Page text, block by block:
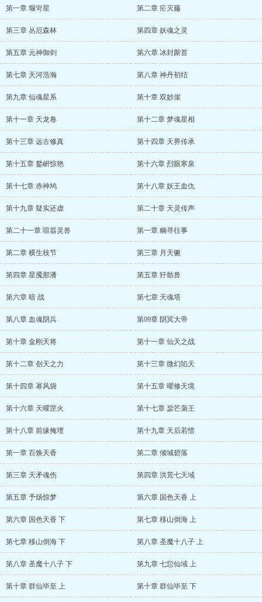
第一章 堰岢星 第二章 疟灭藤
第三章 丛厄森林 第四章 妖魂之灵
第五章 元神御剑 第六章 冰封厮首
第七章 天河浩瀚 第八章 神丹初结
第九章 仙魂星系 第十章 双妙崖
第十一章 天龙卷 第十二章 梦魂星相
第十三章 远古修真 第十四章 天界传承
第十五章 鍪岍惊艳 第十六章 烈眼寒泉
第十七章 赤神鸠 第十八章 妖王血仇
第十九章 疑实还虚 第二十章 天灵传声
第二十一章 喧嚣灵兽 第一章 幽寻往事
第二章 横生枝节 第三章 月天镢
第四章 星魇那潘 第五章 犴骷兽
第六章 暗 战 第七章 天魂塔
第八章 血魂阴兵 第09章 阴冥大帝
第十章 金刚天将 第十一章 仙天之战
第十二章 创天之力 第十三章 微幻陷天
第十四章 幂风袋 第十五章 曜修天境
第十六章 天曜罡火 第十七章 毖芒枭王
第十八章 前缘掩埋 第十九章 天后若惜
第一章 百焕天香 第二章 倾城碧落
第三章 天矛魂伤 第四章 洪荒七天域
第五章 予炀惊梦 第六章 国色天香 上
第六章 国色天香 下 第七章 移山倒海 上
第七章 移山倒海 下 第八章 圣魔十八子 上
第八章 圣魔十八子 下 第九章 七愆仙域 上
第十章 群仙毕至 上 第十章 群仙毕至 下